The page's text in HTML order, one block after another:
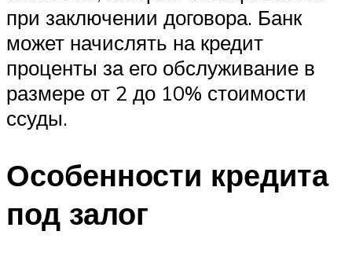
при заключении договора. Банк
может начислять на кредит
проценты за его обслуживание в
размере от 2 до 10% стоимости
ссуды.
Особенности кредита
под залог